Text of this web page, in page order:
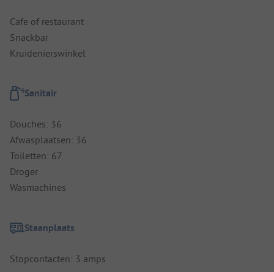
Cafe of restaurant
Snackbar
Kruidenierswinkel
Sanitair
Douches: 36
Afwasplaatsen: 36
Toiletten: 67
Droger
Wasmachines
Staanplaats
Stopcontacten: 3 amps